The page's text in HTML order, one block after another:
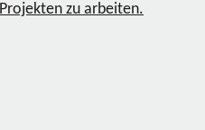
zu arbeiten.